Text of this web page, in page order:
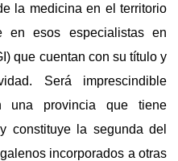
la medicina en el territorio
esos especialistas en
que cuentan con su título y
Será imprescindible
una provincia que tiene
constituye la segunda del
incorporados a otras